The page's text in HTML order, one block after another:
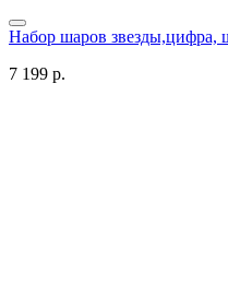
Набор шаров звезды,цифра,
7 199 р.